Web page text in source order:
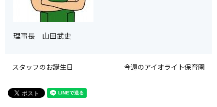
理事長 山田武史
スタッフのお誕生日 今週のアイオライト保育園